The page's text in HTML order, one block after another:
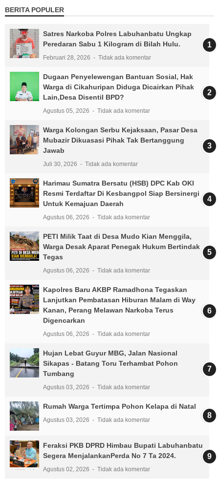
BERITA POPULER
Satres Narkoba Polres Labuhanbatu Ungkap
Peredaran Sabu 1 Kilogram di Bilah Hulu.
Februari 28, 2026 Tidak ada komentar
Dugaan Penyelewengan Bantuan Sosial, Hak
Warga di Cikahuripan Diduga Dicairkan Pihak
Lain,Desa Disentil BPD?
Agustus 05, 2026 Tidak ada komentar
Warga Kolongan Serbu Kejaksaan, Pasar Desa
Mubazir Dikuasasi Pihak Tak Bertanggung
Jawab
Juli 30, 2026 Tidak ada komentar
Harimau Sumatra Bersatu (HSB) DPC Kab OKI
Resmi Terdaftar Di Kesbangpol Siap Bersinergi
Untuk Kemajuan Daerah
Agustus 06, 2026 Tidak ada komentar
PETI Milik Taat di Desa Mudo Kian Menggila,
Warga Desak Aparat Penegak Hukum Bertindak
Tegas
Agustus 06, 2026 Tidak ada komentar
Kapolres Baru AKBP Ramadhona Tegaskan
Lanjutkan Pembatasan Hiburan Malam di Way
Kanan, Perang Melawan Narkoba Terus
Digencarkan
Agustus 06, 2026 Tidak ada komentar
Hujan Lebat Guyur MBG, Jalan Nasional
Sikapas - Batang Toru Terhambat Pohon
Tumbang
Agustus 03, 2026 Tidak ada komentar
Rumah Warga Tertimpa Pohon Kelapa di Natal
Agustus 03, 2026 Tidak ada komentar
Feraksi PKB DPRD Himbau Bupati Labuhanbatu
Segera MenjalankanPerda No 7 Ta 2024.
Agustus 02, 2026 Tidak ada komentar